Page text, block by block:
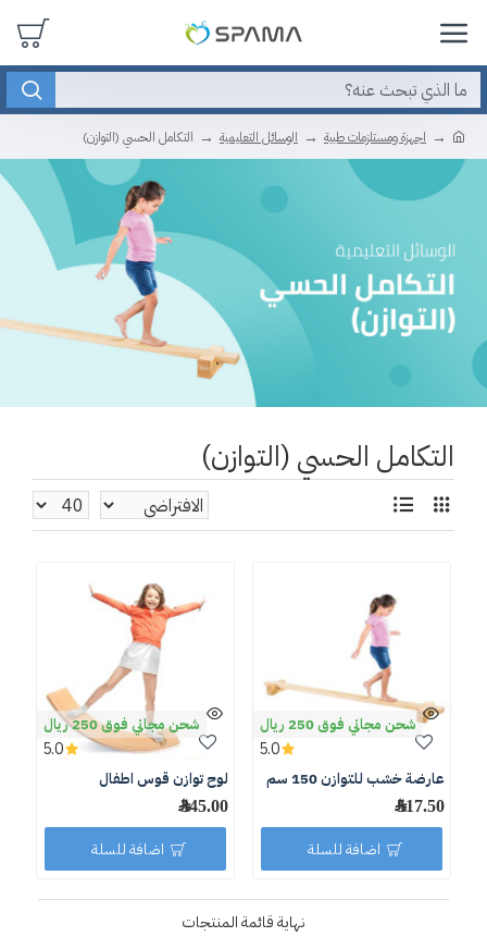
اجهزة ومستلزمات طبية الوسائل التعليمية التكامل الحسي (التوازن)
التكامل الحسي (التوازن)
شحن مجاني فوق 250 ريال
عارضة خشب للتوازن 150 سم
517.50 ﷼
5.0
اضافة للسلة
شحن مجاني فوق 250 ريال
لوح توازن قوس اطفال
345.00 ﷼
5.0
اضافة للسلة
نهاية قائمة المنتجات